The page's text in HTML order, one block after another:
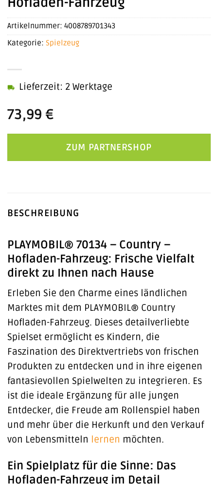
73,99 €
Lieferzeit: 2 Werktage
ZUM PARTNERSHOP
Artikelnummer: 4008789701343
Kategorie: Spielzeug
BESCHREIBUNG
PLAYMOBIL® 70134 – Country –
Hofladen-Fahrzeug: Frische Vielfalt
direkt zu Ihnen nach Hause
Erleben Sie den Charme eines ländlichen
Marktes mit dem PLAYMOBIL® Country
Hofladen-Fahrzeug. Dieses detailverliebte
Spielset ermöglicht es Kindern, die
Faszination des Direktvertriebs von frischen
Produkten zu entdecken und in ihre eigenen
fantasievollen Spielwelten zu integrieren. Es
ist die ideale Ergänzung für alle jungen
Entdecker, die Freude am Rollenspiel haben
und mehr über die Herkunft und den Verkauf
von Lebensmitteln lernen möchten.
Ein Spielplatz für die Sinne: Das
Hofladen-Fahrzeug im Detail